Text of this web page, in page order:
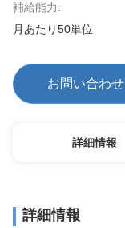
補給能力:
月あたり50単位
お問い合わせ
詳細情報
詳細情報